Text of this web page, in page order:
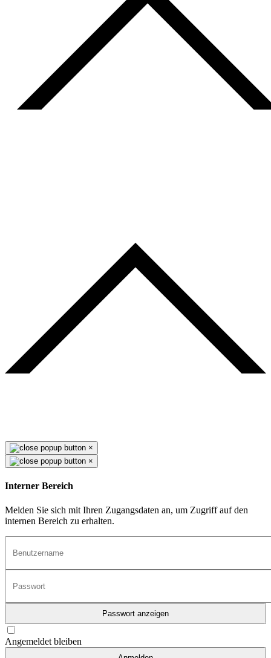
×
×
Interner Bereich
Melden Sie sich mit Ihren Zugangsdaten an, um Zugriff auf den
internen Bereich zu erhalten.
Passwort anzeigen
Angemeldet bleiben